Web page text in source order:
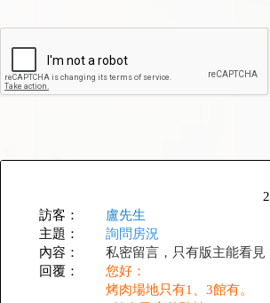
訪客：
盧先生
主題：
詢問房況
內容：
私密留言，只有版主能看見
回覆：
您好：
烤肉場地只有1、3館有。